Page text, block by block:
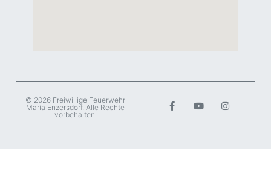
© 2026 Freiwillige Feuerwehr
Maria Enzersdorf. Alle Rechte
vorbehalten.